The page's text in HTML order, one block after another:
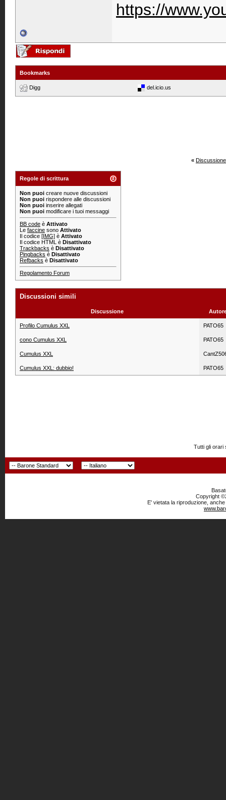
https://
Bookmarks
Digg del.icio.us
«
Regole di scrittura
Non puoi creare nuove discussioni
Non puoi rispondere alle discussioni
Non puoi inserire allegati
Non puoi modificare i tuoi messaggi
BB code è Attivato
Le faccine sono Attivato
Il codice [IMG] è Attivato
Il codice HTML è Disattivato
Trackbacks è Disattivato
Pingbacks è Disattivato
Refbacks è Disattivato
Regolamento Forum
Discussioni simili
Discussione
Profilo Cumulus XXL PATO65
cono Cumulus XXL PATO65
Cumulus XXL
Cumulus XXL: dubbio! PATO65
Tutti gli orari
Copyright
E' vietata la riproduzione,